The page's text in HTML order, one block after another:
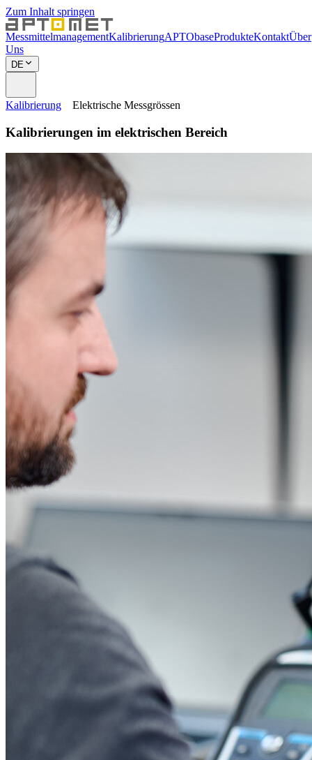
Zum Inhalt springen
MessmittelmanagementKalibrierungAPTObaseProdukteKontaktÜber
Uns
DE
Kalibrierung Elektrische Messgrössen
Kalibrierungen im elektrischen Bereich